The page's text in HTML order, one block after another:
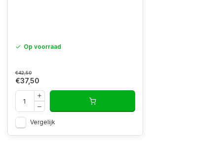
Op voorraad
€42,50
€37,50
Vergelijk